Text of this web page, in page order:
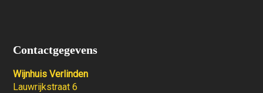
Contactgegevens
Wijnhuis Verlinden
Lauwrijkstraat 6